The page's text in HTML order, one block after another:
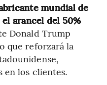
mundial de
arancel del 50%
Donald Trump
que reforzará la
en los clientes.